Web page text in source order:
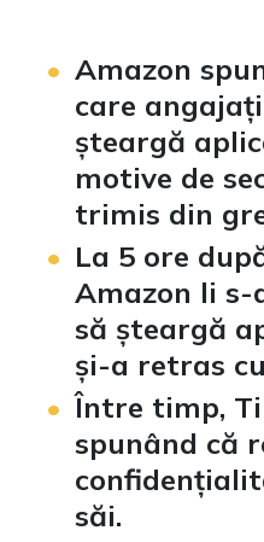
Amazon
care
șteargă
motive de
trimis din
La 5 ore
Amazon li
să șteargă
și-a retras
Între timp,
spunând că
săi.